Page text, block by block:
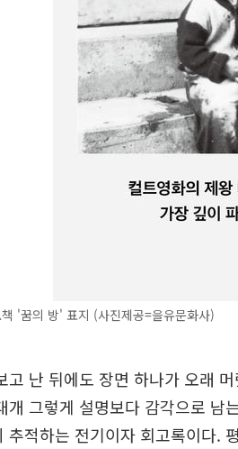
'꿈의 방' 표지 (사진제공=을유문화사)
고 난 뒤에도 장면 하나가 오래
개 그렇게 설명보다 감각으로 남
추적하는 전기이자 회고록이다.